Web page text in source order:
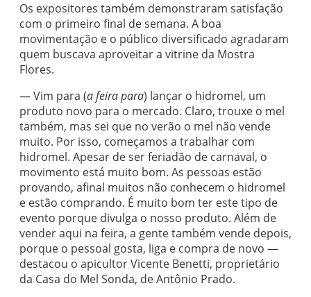
Os expositores também demonstraram satisfação
com o primeiro final de semana. A boa
movimentação e o público diversificado agradaram
quem buscava aproveitar a vitrine da Mostra
Flores.
— Vim para (a feira para) lançar o hidromel, um
produto novo para o mercado. Claro, trouxe o mel
também, mas sei que no verão o mel não vende
muito. Por isso, começamos a trabalhar com
hidromel. Apesar de ser feriadão de carnaval, o
movimento está muito bom. As pessoas estão
provando, afinal muitos não conhecem o hidromel
e estão comprando. É muito bom ter este tipo de
evento porque divulga o nosso produto. Além de
vender aqui na feira, a gente também vende depois,
porque o pessoal gosta, liga e compra de novo —
destacou o apicultor Vicente Benetti, proprietário
da Casa do Mel Sonda, de Antônio Prado.